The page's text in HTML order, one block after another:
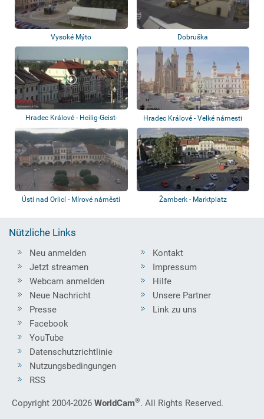
Vysoké Mýto Dobruška
Hradec Králové - Heilig-Geist-
Kathedrale
Hradec Králové - Velké námesti
Ústí nad Orlicí - Mírové náměstí Žamberk - Marktplatz
Nützliche Links
Neu anmelden
Jetzt streamen
Webcam anmelden
Neue Nachricht
Presse
Kontakt
Impressum
Hilfe
Unsere Partner
Link zu uns
Facebook
YouTube
Datenschutzrichtlinie
Nutzungsbedingungen
RSS
Copyright 2004-2026 WorldCam®. All Rights Reserved.